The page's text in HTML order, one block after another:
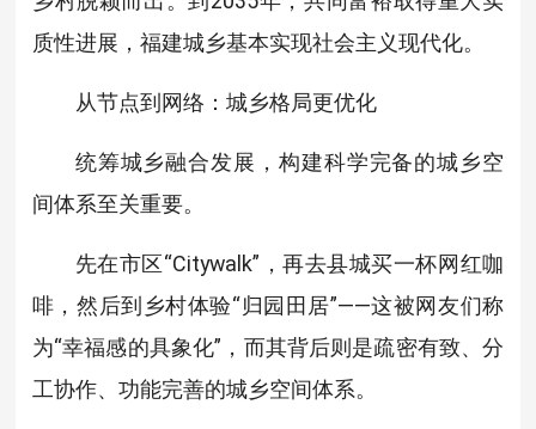
质性进展，福建城乡基本实现社会主义现代化。
从节点到网络：城乡格局更优化
统筹城乡融合发展，构建科学完备的城乡空
间体系至关重要。
先在市区“Citywalk”，再去县城买一杯网红咖
啡，然后到乡村体验“归园田居”——这被网友们称
为“幸福感的具象化”，而其背后则是疏密有致、分
工协作、功能完善的城乡空间体系。